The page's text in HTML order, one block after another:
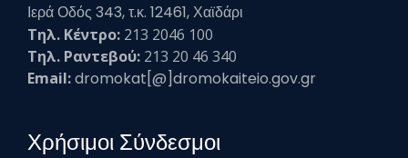
Ιερά Οδός 343, τ.κ. 12461, Χαϊδάρι
Τηλ. Κέντρο: 213 2046 100
Τηλ. Ραντεβού: 213 20 46 340
Email:dromokat[@]dromokaiteio.gov.gr
Χρήσιμοι Σύνδεσμοι